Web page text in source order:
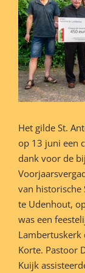
Het gilde St.
op 13 juni een
dank voor de
van historische
te Udenhout,
was een
Lambertuskerk
Korte. Pastoor
Kuijk